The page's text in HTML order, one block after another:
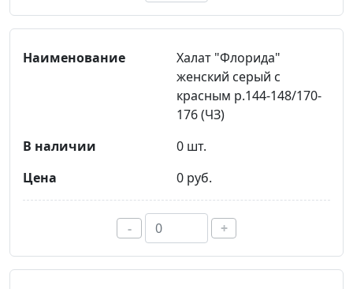
Халат "Флорида"
женский серый с
красным р.144-148/170-
176 (ЧЗ)
0 шт.
0 руб.
- +